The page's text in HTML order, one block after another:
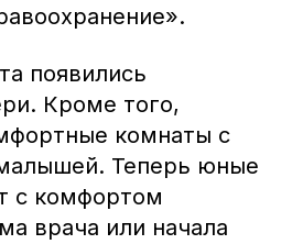
появились
Кроме того,
комнаты с
Теперь юные
с комфортом
врача или начала